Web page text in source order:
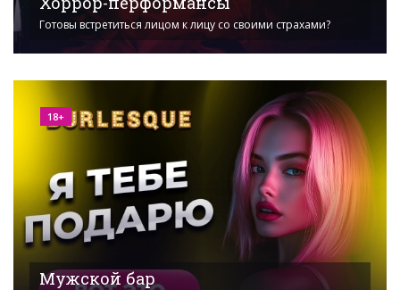
Готовы встретиться лицом к лицу со своими страхами?
18+
Мужской бар